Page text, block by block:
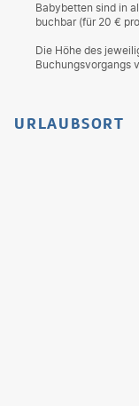
Babybetten sind in
buchbar (für 20 €
Die Höhe des
Buchungsvorgangs
URLAUBSORT